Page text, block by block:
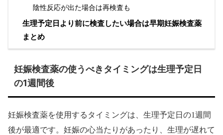
陰性反応が出た場合は再検査も
生理予定日より前に検査したい場合は早期妊娠検査薬
まとめ
妊娠検査薬の使うべきタイミングは生理予定日
の1週間後
妊娠検査薬を使用するタイミングは、生理予定日の1週間
後が最適です。妊娠の心当たりがあったり、生理が遅れて